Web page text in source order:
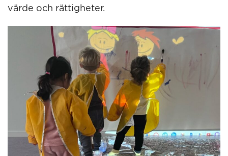
värde och rättigheter.